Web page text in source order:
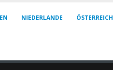
NIEDERLANDE ÖSTERREICH